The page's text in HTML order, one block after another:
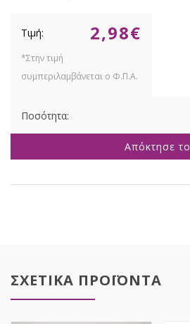
2,98€
Απόκτησε το
ΣΧΕΤΙΚΑ ΠΡΟΪΟΝΤΑ